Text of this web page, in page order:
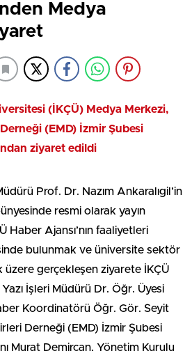
Medya
(İKÇÜ) Medya Merkezi,
(EMD) İzmir Şubesi
ziyaret edildi
Prof. Dr. Nazım Ankaralıgil’in
resmi olarak yayın
Haber Ajansı’nın faaliyetleri
bulunmak ve üniversite sektör
gerçekleşen ziyarete İKÇÜ
İşleri Müdürü Dr. Öğr. Üyesi
Koordinatörü Öğr. Gör. Seyit
Derneği (EMD) İzmir Şubesi
Murat Demircan, Yönetim Kurulu